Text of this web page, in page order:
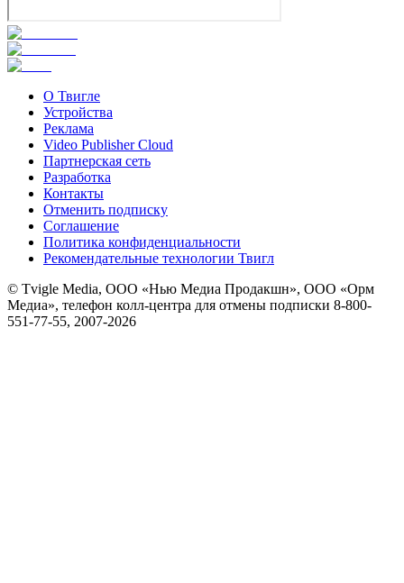
О Твигле
Устройства
Реклама
Video Publisher Cloud
Партнерская сеть
Разработка
Контакты
Отменить подписку
Соглашение
Политика конфиденциальности
Рекомендательные технологии Твигл
© Tvigle Media, ООО «Нью Медиа Продакшн», ООО «Орм
Медиа», телефон колл-центра для отмены подписки 8-800-
551-77-55, 2007-2026